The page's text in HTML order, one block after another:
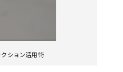
ション活用術